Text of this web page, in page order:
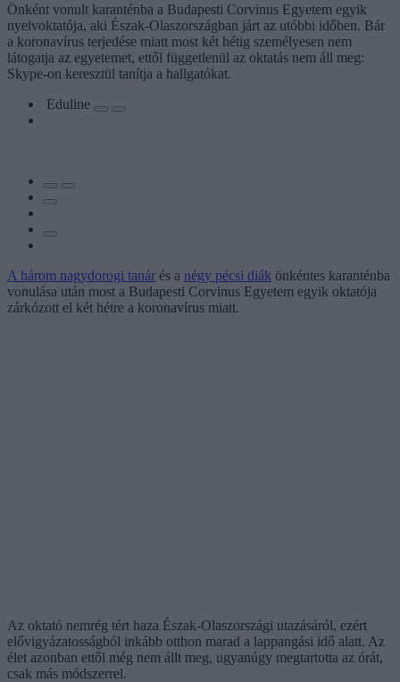
Önként vonult karanténba a Budapesti Corvinus Egyetem egyik
nyelvoktatója, aki Észak-Olaszországban járt az utóbbi időben. Bár
a koronavírus terjedése miatt most két hétig személyesen nem
látogatja az egyetemet, ettől függetlenül az oktatás nem áll meg:
Skype-on keresztül tanítja a hallgatókat.
Eduline
A három nagydorogi tanár és a négy pécsi diák önkéntes karanténba
vonulása után most a Budapesti Corvinus Egyetem egyik oktatója
zárkózott el két hétre a koronavírus miatt.
Az oktató nemrég tért haza Észak-Olaszországi utazásáról, ezért
elővigyázatosságból inkább otthon marad a lappangási idő alatt. Az
élet azonban ettől még nem állt meg, ugyanúgy megtartotta az órát,
csak más módszerrel.